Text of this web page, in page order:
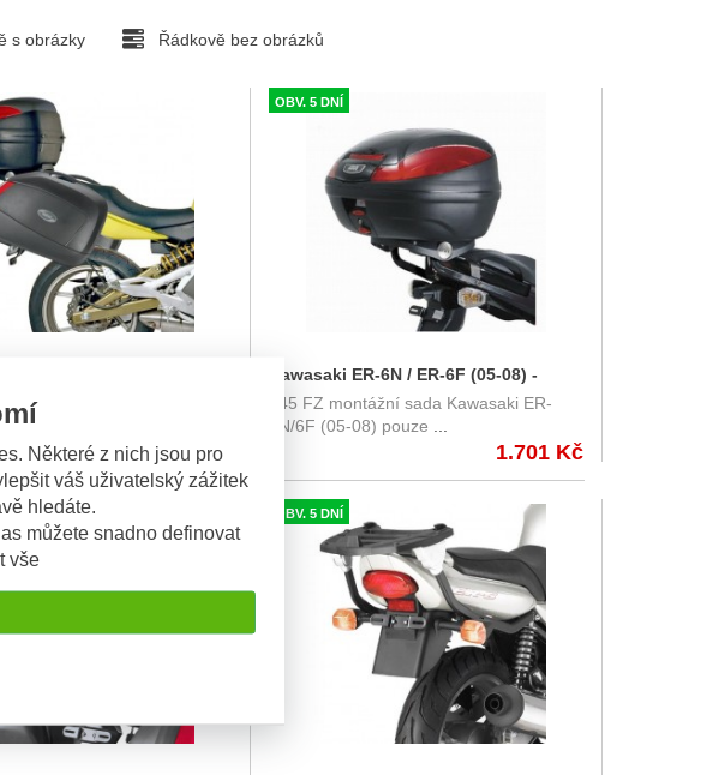
Některé z nich jsou pro
váš uživatelský zážitek
hledáte.
můžete snadno definovat
vše
s obrázky Řádkově bez obrázků
kufrů Givi V35 Givi
nosič Kawasaki ER-
- mo
3.150 Kč 2.993 Kč
OBV. 5 DNÍ
Kawasaki ER-6N / ER-6F (05-08) -
montážní sada na Monorack Givi
445FZ
445 FZ montážní sada Kawasaki ER-
6N/6F (05-08) pouze
1.701 Kč
OBV. 5 DNÍ